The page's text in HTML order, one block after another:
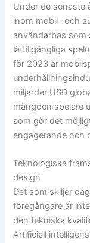
Under de senaste
inom mobil- och
användarbas som
lättillgängliga
för 2023 är
miljarder USD
mängden spelare
som gör det
engagerande och
Teknologiska
design
Det som skiljer
föregångare är
den tekniska
Artificiell